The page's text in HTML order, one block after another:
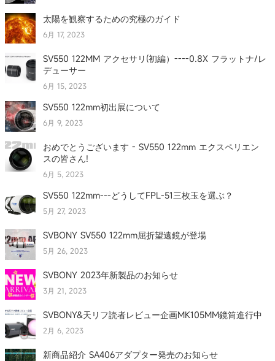
太陽を観察するための究極のガイド
6月 17, 2023
SV550 122MM アクセサリ(初編）----0.8X フラットナ/レ
デューサー
6月 15, 2023
SV550 122mm初出展について
6月 9, 2023
おめでとうございます - SV550 122mm エクスペリエン
スの皆さん!
6月 5, 2023
SV550 122mm---どうしてFPL-51三枚玉を選ぶ？
5月 27, 2023
SVBONY SV550 122mm屈折望遠鏡が登場
5月 26, 2023
SVBONY 2023年新製品のお知らせ
3月 21, 2023
SVBONY&天リフ読者レビュー企画MK105MM鏡筒進行中
2月 6, 2023
新商品紹介 SA406アダプター発売のお知らせ